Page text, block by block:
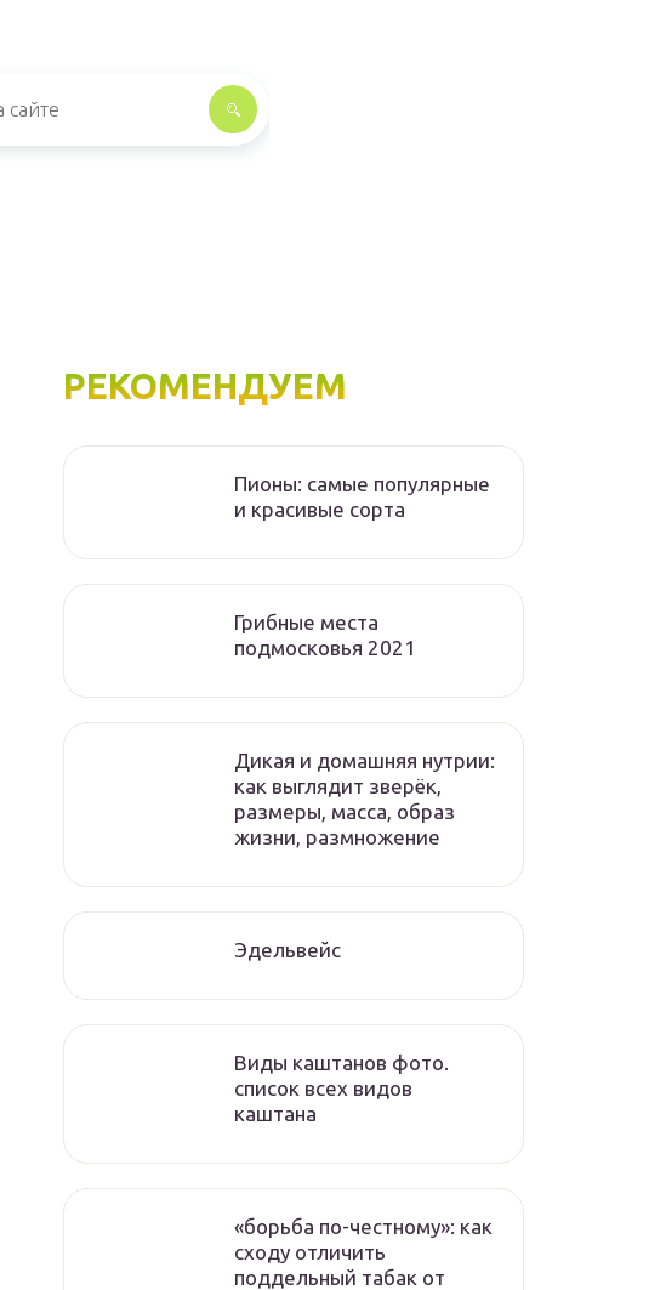
РЕКОМЕНДУЕМ
Пионы: самые популярные
и красивые сорта
Грибные места
подмосковья 2021
Дикая и домашняя нутрии:
как выглядит зверёк,
размеры, масса, образ
жизни, размножение
Эдельвейс
Виды каштанов фото.
список всех видов
каштана
«борьба по-честному»: как
сходу отличить
поддельный табак от